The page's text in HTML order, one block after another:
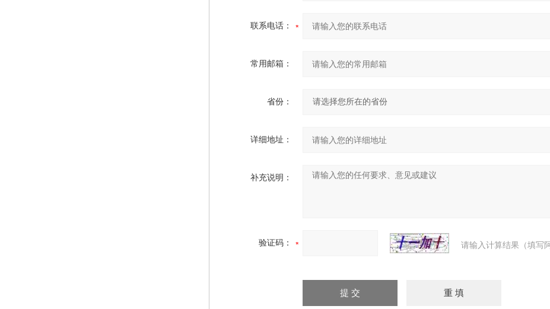
联系电话：
常用邮箱：
省份：
详细地址：
补充说明：
验证码： 请输入计算结果（填写